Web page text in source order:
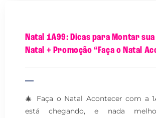
Natal 1A99: Dicas para Montar
Natal + Promoção “Faça o Natal
🎄 Faça o Natal Acontecer com a
está chegando, e nada